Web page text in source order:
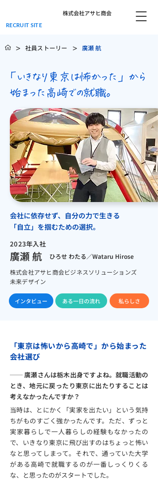
株式会社アサヒ商会
RECRUIT SITE
> 社員ストーリー > 廣瀬 航
「いきなり東京は怖かった」から
始まった高崎での就職。
会社に依存せず、自分の力で生きる
「自立」を掴むための選択。
2023年入社
廣瀬 航
ひろせ わたる／Wataru Hirose
株式会社アサヒ商会ビジネスソリューションズ​
​未来デザイン
インタビュー ある一日の流れ 私らしさ
「東京は怖いから高崎で」から始まった
会社選び
── 廣瀬さんは栃木出身ですよね。就職活動の
とき、地元に戻ったり東京に出たりすることは
考えなかったんですか？
当時は、とにかく「実家を出たい」という気持
ちがものすごく強かったんです。ただ、ずっと
実家暮らしで一人暮らしの経験もなかったの
で、いきなり東京に飛び出すのはちょっと怖い
なと思ってしまって。それで、通っていた大学
がある高崎で就職するのが一番しっくりくる
な、と思ったのがスタートでした。